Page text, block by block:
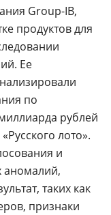
Group-IB,
продуктов для
Ее
по
рублей
лото».
и
аномалий,
таких как
признаки